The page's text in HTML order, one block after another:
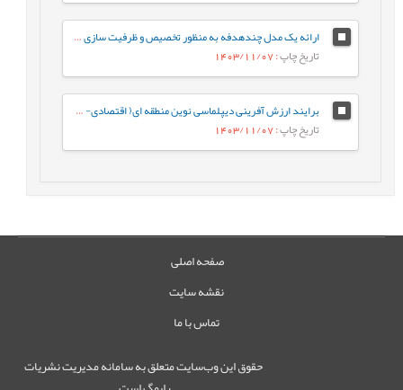
ارائه یک مدل چندهدفه به منظور تخصیص و ظرفیت سازی مراکز بازیافت پساب صنعتی با هدف حداقل کردن میزان حمل ونقل و بیشینه نمودن میزان تولید آب قابل بازیافت
تاریخ چاپ: 1403/11/07
برایند ارزش آفرینی دیپلماسی نوین منطقه ای( اقتصادی- سیاسی) جمهوری اسلامی ایران در اوراسیا (عضویت، اهداف، فرصت ها، چالش ها)
تاریخ چاپ: 1403/11/07
صفحه اصلی
نقشه سایت
تماس با ما
حقوق این وب‌سایت متعلق به سامانه مدیریت نشریات